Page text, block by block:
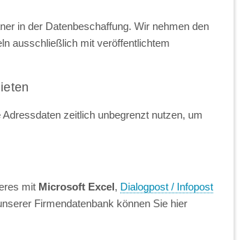
in der Datenbeschaffung. Wir nehmen den
ausschließlich mit veröffentlichtem
zeitlich unbegrenzt nutzen, um
mit Microsoft Excel, Dialogpost / Infopost
Firmendatenbank können Sie hier